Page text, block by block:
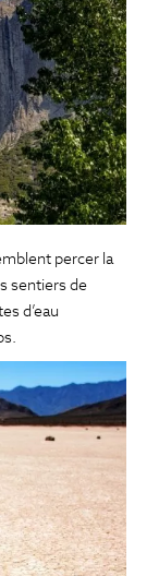
percer la
sentiers de
d’eau